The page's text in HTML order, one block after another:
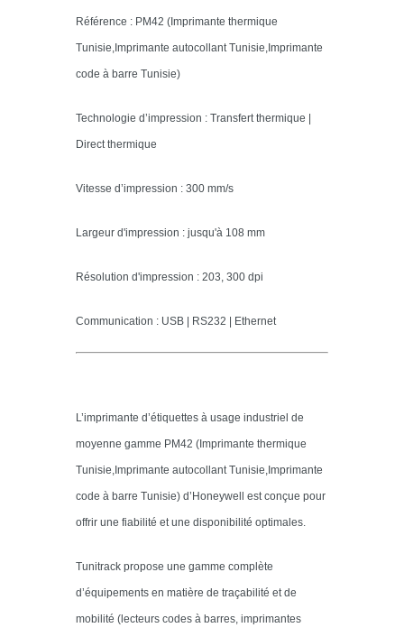
Référence : PM42 (Imprimante thermique
Tunisie,Imprimante autocollant Tunisie,Imprimante
code à barre Tunisie)
Technologie d’impression : Transfert thermique |
Direct thermique
Vitesse d’impression : 300 mm/s
Largeur d'impression : jusqu'à 108 mm
Résolution d'impression : 203, 300 dpi
Communication : USB | RS232 | Ethernet
L’imprimante d’étiquettes à usage industriel de
moyenne gamme PM42 (Imprimante thermique
Tunisie,Imprimante autocollant Tunisie,Imprimante
code à barre Tunisie) d’Honeywell est conçue pour
offrir une fiabilité et une disponibilité optimales.
Tunitrack propose une gamme complète
d’équipements en matière de traçabilité et de
mobilité (lecteurs codes à barres, imprimantes